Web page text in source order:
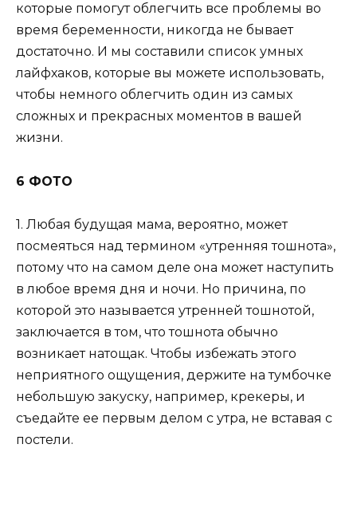
которые помогут облегчить все проблемы во
время беременности, никогда не бывает
достаточно. И мы составили список умных
лайфхаков, которые вы можете использовать,
чтобы немного облегчить один из самых
сложных и прекрасных моментов в вашей
жизни.
6 ФОТО
1. Любая будущая мама, вероятно, может
посмеяться над термином «утренняя тошнота»,
потому что на самом деле она может наступить
в любое время дня и ночи. Но причина, по
которой это называется утренней тошнотой,
заключается в том, что тошнота обычно
возникает натощак. Чтобы избежать этого
неприятного ощущения, держите на тумбочке
небольшую закуску, например, крекеры, и
съедайте ее первым делом с утра, не вставая с
постели.